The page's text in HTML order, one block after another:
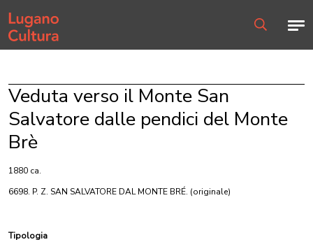
Home page
Veduta verso il Monte San
Salvatore dalle pendici del Monte
Brè
1880 ca.
6698. P. Z. SAN SALVATORE DAL MONTE BRÉ. (originale)
Tipologia